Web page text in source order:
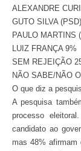
ALEXANDRE
GUTO SILVA
PAULO MARTINS
LUIZ FRANÇA 9%
SEM REJEIÇÃO
NÃO SABE/NÃO
O que diz a
A pesquisa
processo
candidato ao
mas 48% afirmam